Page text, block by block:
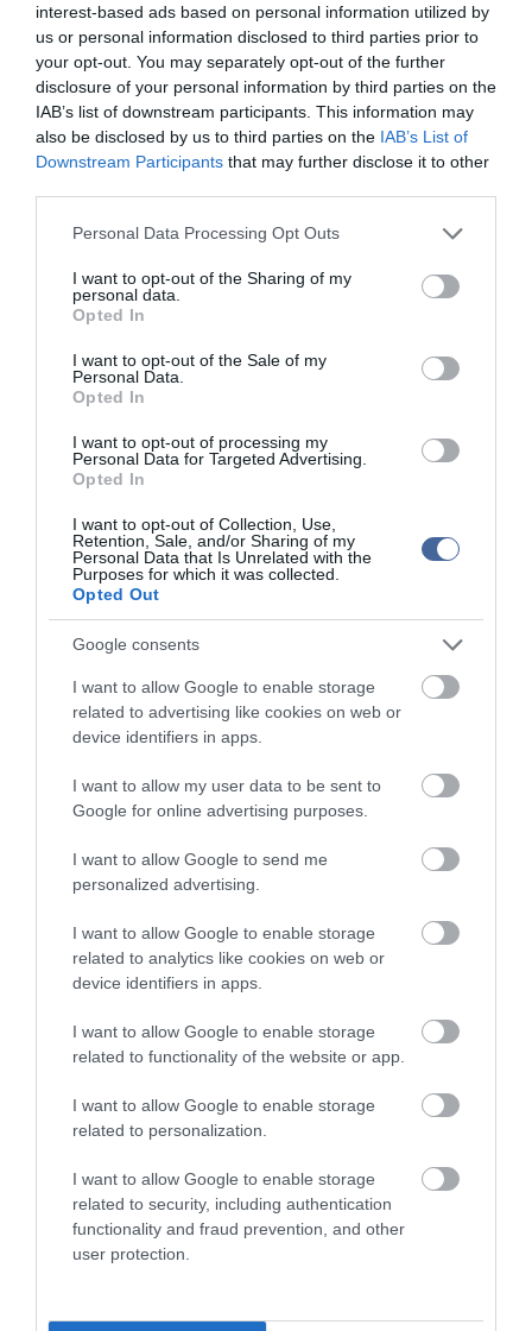
interest-based ads based on personal information utilized by
us or personal information disclosed to third parties prior to
your opt-out. You may separately opt-out of the further
disclosure of your personal information by third parties on the
IAB’s list of downstream participants. This information may
also be disclosed by us to third parties on the IAB’s List of
Downstream Participants that may further disclose it to other
Please note that this website/app uses one or more Google
not limited to your visit or usage behaviour. You may click to
grant or deny consent to Google and its third-party tags to
use your data for below specified purposes in below Google
consent section.
Personal Data Processing Opt Outs
I want to opt-out of the Sharing of my
personal data.
Opted In
I want to opt-out of the Sale of my
Personal Data.
Opted In
I want to opt-out of processing my
Personal Data for Targeted Advertising.
Opted In
I want to opt-out of Collection, Use,
Retention, Sale, and/or Sharing of my
Personal Data that Is Unrelated with the
Purposes for which it was collected.
Opted Out
Google consents
I want to allow Google to enable storage
related to advertising like cookies on web or
device identifiers in apps.
I want to allow my user data to be sent to
Google for online advertising purposes.
I want to allow Google to send me
personalized advertising.
I want to allow Google to enable storage
related to analytics like cookies on web or
device identifiers in apps.
I want to allow Google to enable storage
related to functionality of the website or app.
I want to allow Google to enable storage
related to personalization.
I want to allow Google to enable storage
related to security, including authentication
functionality and fraud prevention, and other
user protection.
50 m hát: 1. Cseh László (Kőbánya SC) 25.39 mp - országos
csúcs (régi: Cseh, 2006.06.04., 25.56 mp) 2. Balog Gábor
(BÁCSVIZ-KVSC) 26.57 3. Rudolf Roland (Kőbánya SC) 26.64
400 m vegyes: 1. Kis Gergő (Rája 94 ÚK) 4:19.84 p 2. Verrasztó
Dávid (A Jövő SC-II. kerület) 4:20.97 3. Pék Csaba (A Jövő SC-II.
kerület) 4:33.36
4x100 m gyorsváltó: 1. Kőbánya SC 3:21.77 p - országos csúcs
FTC-VIVA 3:32.64
2:10.44 p 2. Dara Eszter (Kőbánya SC) 2:10.60 3. Mutina Ágnes (A
Jövő SC-II. kerület) 2:11.37
4:45.02 p 2. Kovács Emese (A Jövő SC-II. kerület) 4:53.81 3.
Felföldi Viktória (Veszprémi Egyetem ÚK) 5:01.10
50 m mell: 1. Verrasztó Evelyn (A Jövő SC-II. kerület) 33.09 mp 2.
Pecz Réka (A Jövő SC-II. kerület) 33.14 3. Bor Katalin (A Jövő SC-
II. kerület) 33.82
4x200 m gyorsváltó: 1. A Jövő SC-II. kerület 8:15.37 p 2. Kőbánya
Kapcsolódó írások:
Szuperdresszben a jobb időkért
Figyelem! A cikkhez hozzáfűzött hozzászólások nem a
publikációjával foglalkozik, a kommenteket nem tudja befolyásolni
- azok az olvasók személyes véleményét tartalmazzák.
tiszteletben tartásával kommenteljenek!
ma.hu legfrissebb hírei:
Nagy erőkkel keresik a szomjazó gólyát megmentő